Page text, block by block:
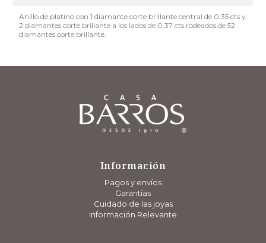
Anillo de platino con 1 diamante corte brillante central de 0.35 cts y
2 diamantes corte brillante a los lados de 0.37 cts rodeados de 52
diamantes corte brillante.
Información
Pagos y envíos
Garantías
Cuidado de las joyas
Información Relevante